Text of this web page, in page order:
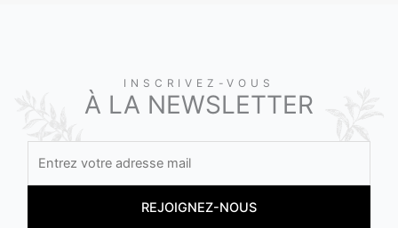
INSCRIVEZ-VOUS
À LA NEWSLETTER